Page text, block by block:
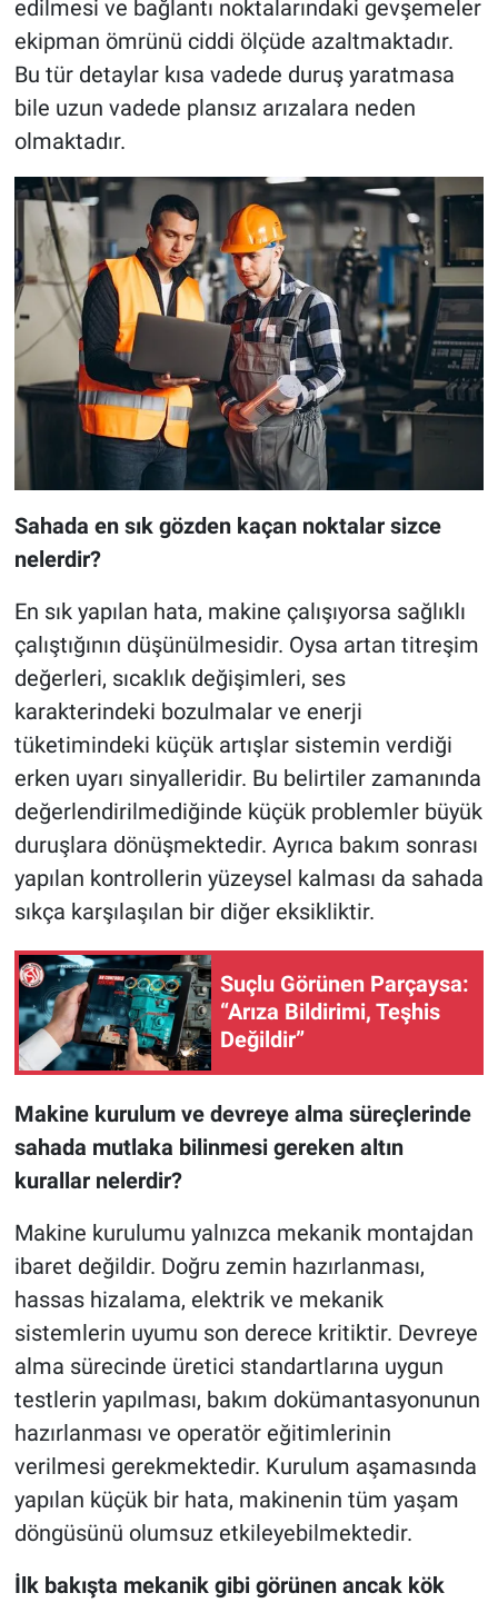
edilmesi ve bağlantı noktalarındaki gevşemeler
ekipman ömrünü ciddi ölçüde azaltmaktadır.
Bu tür detaylar kısa vadede duruş yaratmasa
bile uzun vadede plansız arızalara neden
olmaktadır.
Sahada en sık gözden kaçan noktalar sizce
nelerdir?
En sık yapılan hata, makine çalışıyorsa sağlıklı
çalıştığının düşünülmesidir. Oysa artan titreşim
değerleri, sıcaklık değişimleri, ses
karakterindeki bozulmalar ve enerji
tüketimindeki küçük artışlar sistemin verdiği
erken uyarı sinyalleridir. Bu belirtiler zamanında
değerlendirilmediğinde küçük problemler büyük
duruşlara dönüşmektedir. Ayrıca bakım sonrası
yapılan kontrollerin yüzeysel kalması da sahada
sıkça karşılaşılan bir diğer eksikliktir.
Suçlu Görünen Parçaysa:
“Arıza Bildirimi, Teşhis
Değildir”
Makine kurulum ve devreye alma süreçlerinde
sahada mutlaka bilinmesi gereken altın
kurallar nelerdir?
Makine kurulumu yalnızca mekanik montajdan
ibaret değildir. Doğru zemin hazırlanması,
hassas hizalama, elektrik ve mekanik
sistemlerin uyumu son derece kritiktir. Devreye
alma sürecinde üretici standartlarına uygun
testlerin yapılması, bakım dokümantasyonunun
hazırlanması ve operatör eğitimlerinin
verilmesi gerekmektedir. Kurulum aşamasında
yapılan küçük bir hata, makinenin tüm yaşam
döngüsünü olumsuz etkileyebilmektedir.
İlk bakışta mekanik gibi görünen ancak kök